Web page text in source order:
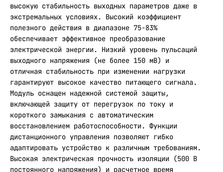
высокую стабильность выходных параметров даже в
экстремальных условиях. Высокий коэффициент
полезного действия в диапазоне 75-83%
обеспечивает эффективное преобразование
электрической энергии. Низкий уровень пульсаций
выходного напряжения (не более 150 мВ) и
отличная стабильность при изменении нагрузки
гарантируют высокое качество питающего сигнала.
Модуль оснащен надежной системой защиты,
включающей защиту от перегрузок по току и
короткого замыкания с автоматическим
восстановлением работоспособности. Функции
дистанционного управления позволяют гибко
адаптировать устройство к различным требованиям.
Высокая электрическая прочность изоляции (500 В
постоянного напряжения) и расчетное время